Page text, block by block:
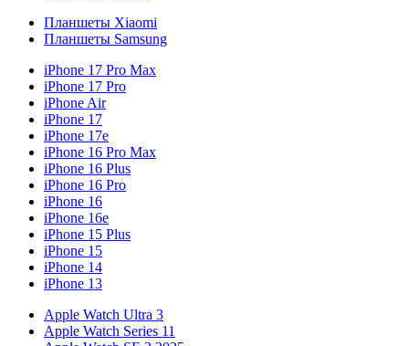
Планшеты Xiaomi
Планшеты Samsung
iPhone 17 Pro Max
iPhone 17 Pro
iPhone Air
iPhone 17
iPhone 17e
iPhone 16 Pro Max
iPhone 16 Plus
iPhone 16 Pro
iPhone 16
iPhone 16e
iPhone 15 Plus
iPhone 15
iPhone 14
iPhone 13
Apple Watch Ultra 3
Apple Watch Series 11